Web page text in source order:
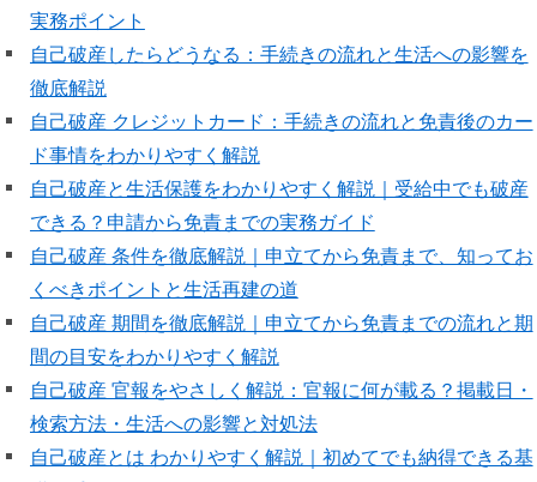
実務ポイント
自己破産したらどうなる：手続きの流れと生活への影響を
徹底解説
自己破産 クレジットカード：手続きの流れと免責後のカー
ド事情をわかりやすく解説
自己破産と生活保護をわかりやすく解説｜受給中でも破産
できる？申請から免責までの実務ガイド
自己破産 条件を徹底解説｜申立てから免責まで、知ってお
くべきポイントと生活再建の道
自己破産 期間を徹底解説｜申立てから免責までの流れと期
間の目安をわかりやすく解説
自己破産 官報をやさしく解説：官報に何が載る？掲載日・
検索方法・生活への影響と対処法
自己破産とは わかりやすく解説｜初めてでも納得できる基